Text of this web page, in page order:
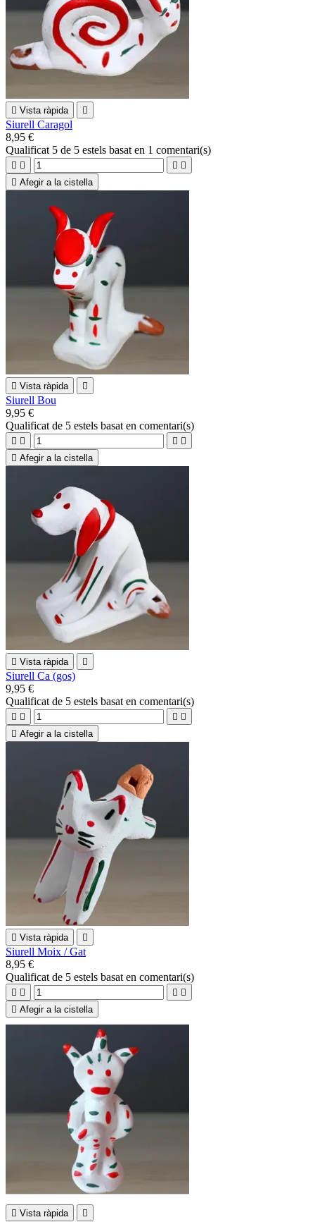
 Vista ràpida 
Siurell Caragol
8,95 €
Qualificat 5 de 5 estels basat en 1 comentari(s)
   
 Afegir a la cistella
 Vista ràpida 
Siurell Bou
9,95 €
Qualificat de 5 estels basat en comentari(s)
   
 Afegir a la cistella
 Vista ràpida 
Siurell Ca (gos)
9,95 €
Qualificat de 5 estels basat en comentari(s)
   
 Afegir a la cistella
 Vista ràpida 
Siurell Moix / Gat
8,95 €
Qualificat de 5 estels basat en comentari(s)
   
 Afegir a la cistella
 Vista ràpida 